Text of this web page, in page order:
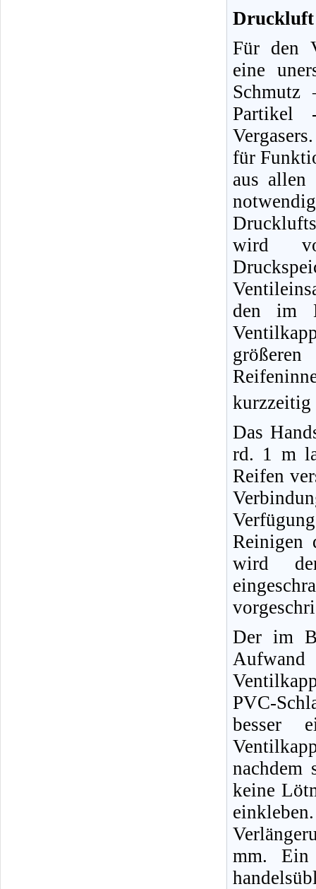
Druckluft
Für den
eine
Partikel
für
aus allen
wird
den im
kurzzeitig
Das
rd. 1 m
Reifen
Reinigen
wird
Der im
PVC-
besser
nachdem
keine
mm. Ein